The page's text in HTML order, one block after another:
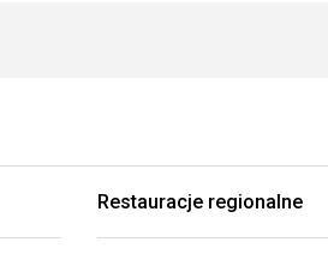
Restauracje regionalne